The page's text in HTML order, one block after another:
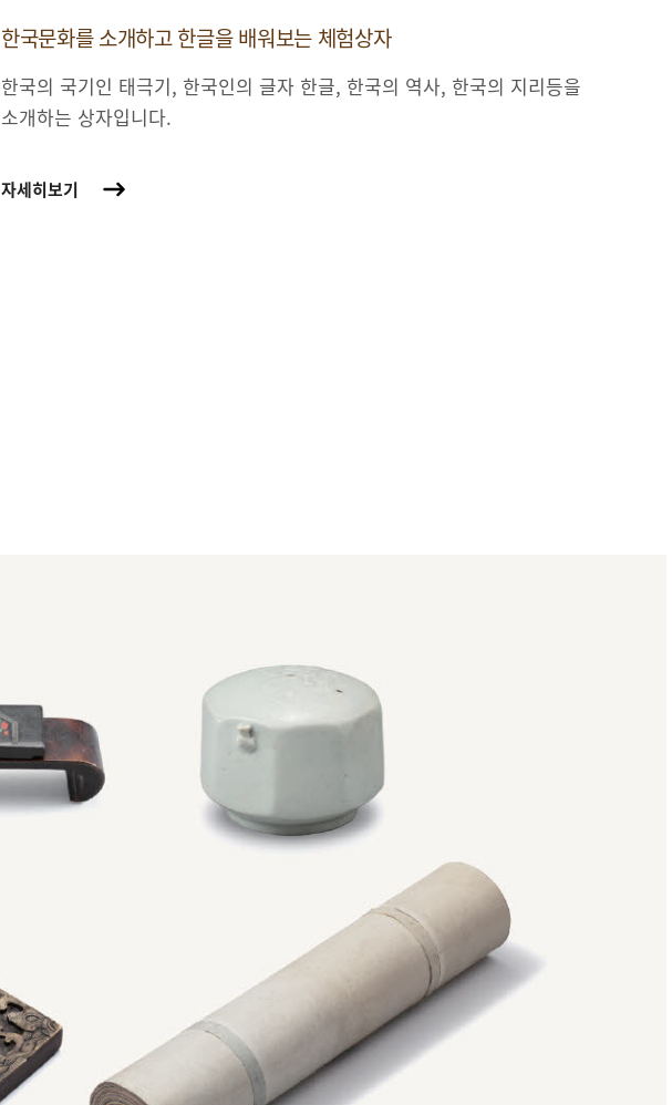
한국문화를 소개하고 한글을 배워보는 체험상자
한국의 국기인 태극기, 한국인의 글자 한글, 한국의 역사, 한국의 지리등을
소개하는 상자입니다.
자세히보기